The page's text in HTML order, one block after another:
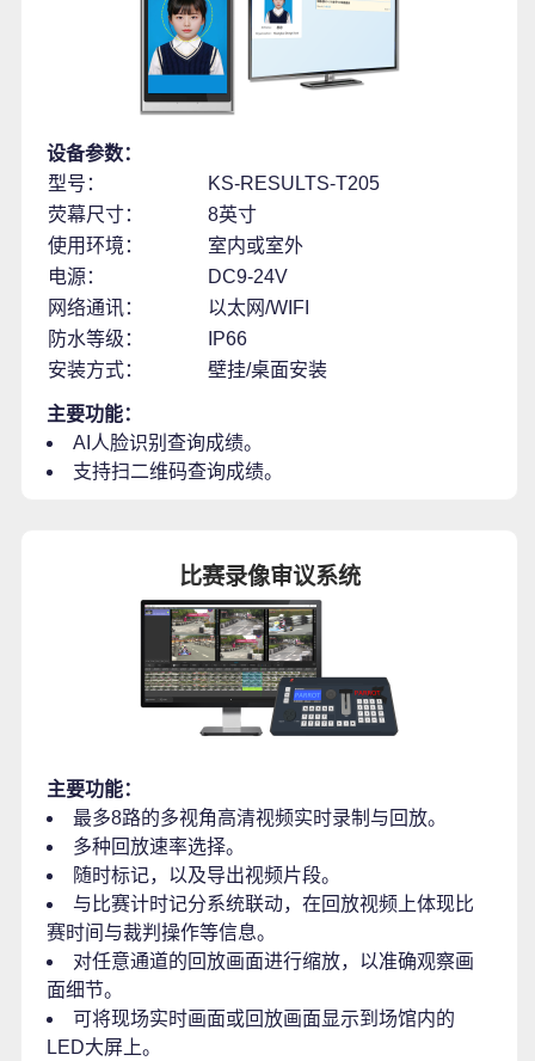
设备参数：
型号：
KS-RESULTS-T205
荧幕尺寸：
8英寸
使用环境：
室内或室外
电源：
DC9-24V
网络通讯：
以太网/WIFI
防水等级：
IP66
安装方式：
壁挂/桌面安装
主要功能：
AI人脸识别查询成绩。
支持扫二维码查询成绩。
比赛录像审议系统
主要功能：
最多8路的多视角高清视频实时录制与回放。
多种回放速率选择。
随时标记，以及导出视频片段。
与比赛计时记分系统联动，在回放视频上体现比
赛时间与裁判操作等信息。
对任意通道的回放画面进行缩放，以准确观察画
面细节。
可将现场实时画面或回放画面显示到场馆内的
LED大屏上。